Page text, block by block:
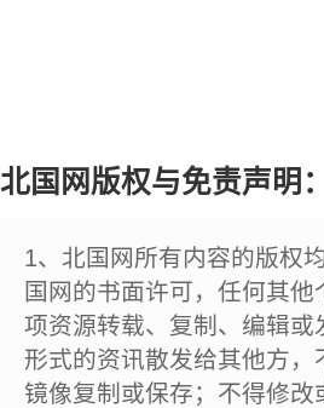
北国网版权与免责声明：
1、北国网所有内容的版权
国网的书面许可，任何其
项资源转载、复制、编辑
形式的资讯散发给其他方
镜像复制或保存；不得修